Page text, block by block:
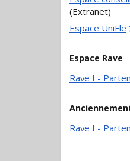
(Extranet)
Espace UniFle
Espace Rave
Rave I -
Rave I -